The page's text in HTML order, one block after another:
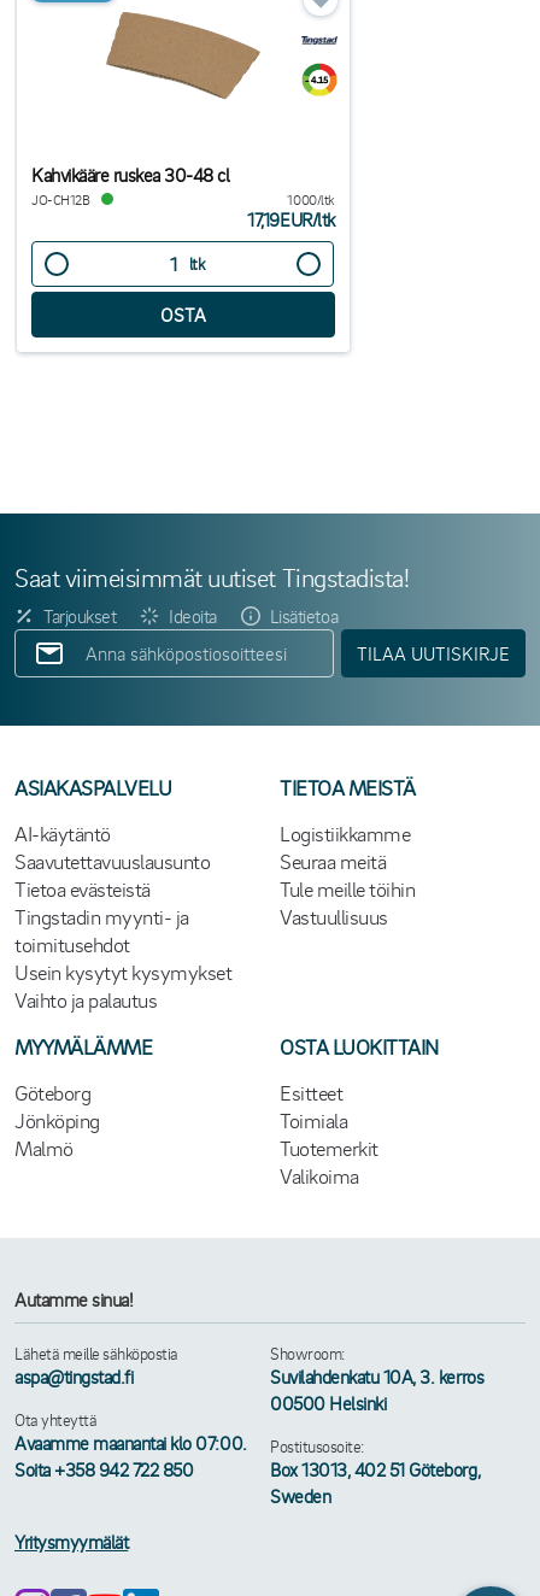
Kahvikääre ruskea 30-48 cl
JO-CH12B 1000/ltk
17,19EUR/ltk
ltk
Saat viimeisimmät uutiset Tingstadista!
Tarjoukset Ideoita
Lisätietoa
TILAA UUTISKIRJE
ASIAKASPALVELU
AI-käytäntö
Saavutettavuuslausunto
Tietoa evästeistä
Tingstadin myynti- ja
toimitusehdot
Usein kysytyt kysymykset
Vaihto ja palautus
TIETOA MEISTÄ
Logistiikkamme
Seuraa meitä
Tule meille töihin
Vastuullisuus
MYYMÄLÄMME
Göteborg
Jönköping
Malmö
OSTA LUOKITTAIN
Esitteet
Toimiala
Tuotemerkit
Valikoima
Autamme sinua!
Lähetä meille sähköpostia
aspa@tingstad.fi
Ota yhteyttä
Avaamme maanantai klo 07:00.
Soita +358 942 722 850
Showroom:
Suvilahdenkatu 10A, 3. kerros
00500 Helsinki
Postitusosoite:
Box 13013, 402 51 Göteborg,
Sweden
Yritysmyymälät